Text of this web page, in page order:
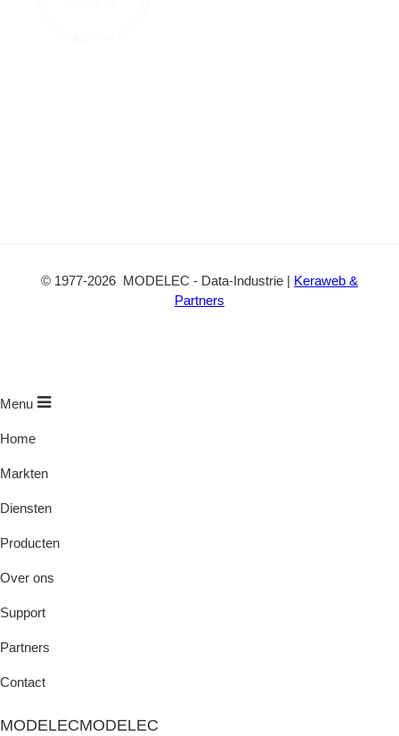
© 1977-2026 MODELEC - Data-Industrie | Keraweb &
Partners
Menu
Home
Markten
Diensten
Producten
Over ons
Support
Partners
Contact
MODELECMODELEC